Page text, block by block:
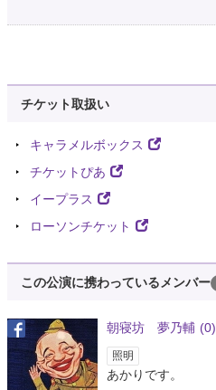
チケット取扱い
キャラメルボックス
チケットぴあ
イープラス
ローソンチケット
この公演に携わっているメンバー
朝寝坊 夢乃輔 (0)
照明
あかりです。